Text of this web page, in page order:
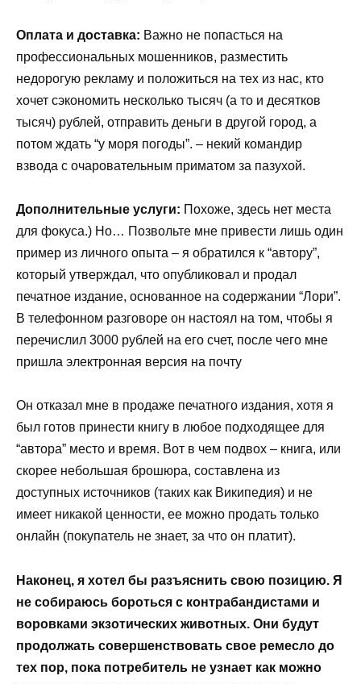
Оплата и доставка: Важно не попасться на
профессиональных мошенников, разместить
недорогую рекламу и положиться на тех из нас, кто
хочет сэкономить несколько тысяч (а то и десятков
тысяч) рублей, отправить деньги в другой город, а
потом ждать “у моря погоды”. – некий командир
взвода с очаровательным приматом за пазухой.
Дополнительные услуги: Похоже, здесь нет места
для фокуса.) Но… Позвольте мне привести лишь один
пример из личного опыта – я обратился к “автору”,
который утверждал, что опубликовал и продал
печатное издание, основанное на содержании “Лори”.
В телефонном разговоре он настоял на том, чтобы я
перечислил 3000 рублей на его счет, после чего мне
пришла электронная версия на почту
Он отказал мне в продаже печатного издания, хотя я
был готов принести книгу в любое подходящее для
“автора” место и время. Вот в чем подвох – книга, или
скорее небольшая брошюра, составлена из
доступных источников (таких как Википедия) и не
имеет никакой ценности, ее можно продать только
онлайн (покупатель не знает, за что он платит).
Наконец, я хотел бы разъяснить свою позицию. Я
не собираюсь бороться с контрабандистами и
воровками экзотических животных. Они будут
продолжать совершенствовать свое ремесло до
тех пор, пока потребитель не узнает как можно